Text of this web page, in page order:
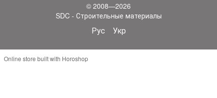
© 2008—2026
SDC - Строительные материалы
Рус Укр
Online store built with Horoshop